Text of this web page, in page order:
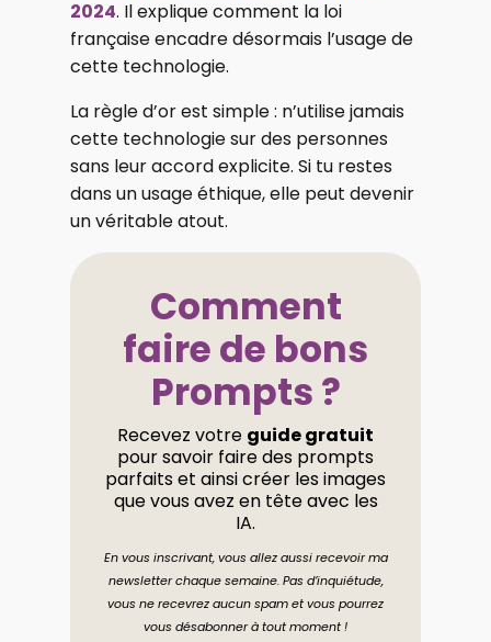
2024. Il explique comment la loi
française encadre désormais l’usage de
cette technologie.
La règle d’or est simple : n’utilise jamais
cette technologie sur des personnes
sans leur accord explicite. Si tu restes
dans un usage éthique, elle peut devenir
un véritable atout.
Comment
faire de bons
Prompts ?
Recevez votre guide gratuit
pour savoir faire des prompts
parfaits et ainsi créer les images
que vous avez en tête avec les
IA.
En vous inscrivant, vous allez aussi recevoir ma
newsletter chaque semaine. Pas d’inquiétude,
vous ne recevrez aucun spam et vous pourrez
vous désabonner à tout moment !